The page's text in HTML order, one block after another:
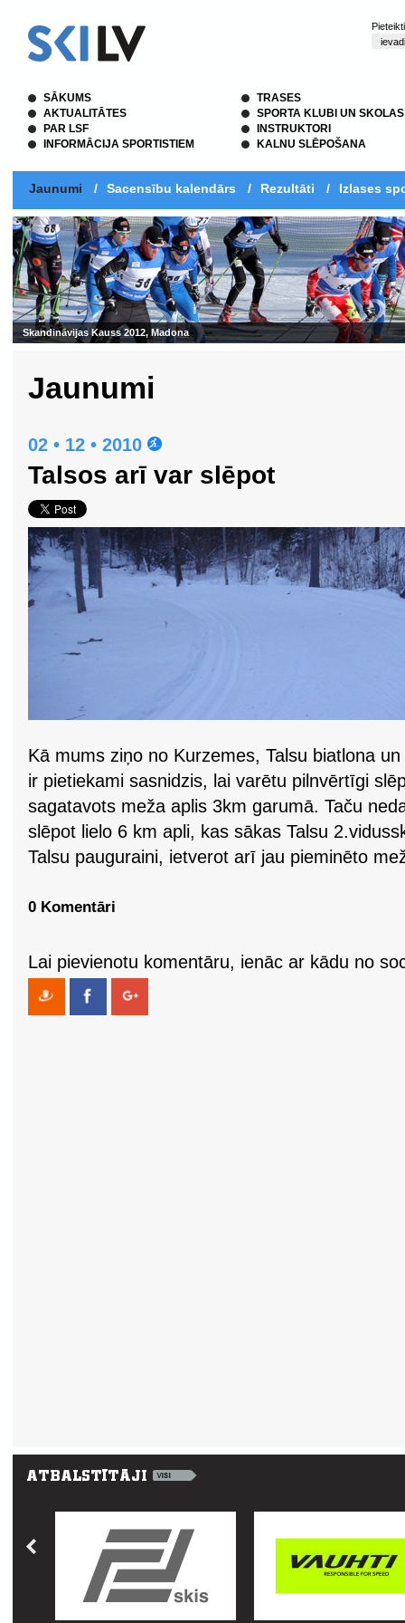
SĀKUMS
AKTUALITĀTES
PAR LSF
INFORMĀCIJA SPORTISTIEM
TRASES
SPORTA KLUBI UN SKOLAS
INSTRUKTORI
KALNU SLĒPOŠANA
Jaunumi / Sacensību kalendārs / Rezultāti / Izlases
Skandināvijas Kauss 2012, Madona
Jaunumi
02 • 12 • 2010
Talsos arī var slēpot
Kā mums ziņo no Kurzemes, Talsu biatlona
ir pietiekami sasnidzis, lai varētu pilnvērtīgi
sagatavots meža aplis 3km garumā. Taču
slēpot lielo 6 km apli, kas sākas Talsu
Talsu pauguraini, ietverot arī jau pieminēto
0 Komentāri
Lai pievienotu komentāru, ienāc ar kādu no